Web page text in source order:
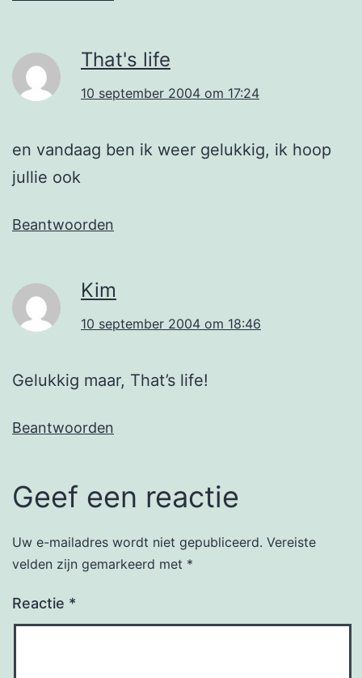
That's life
10 september 2004 om 17:24
en vandaag ben ik weer gelukkig, ik hoop
jullie ook
Beantwoorden
Kim
10 september 2004 om 18:46
Gelukkig maar, That’s life!
Beantwoorden
Geef een reactie
Uw e-mailadres wordt niet gepubliceerd. Vereiste
velden zijn gemarkeerd met *
Reactie *